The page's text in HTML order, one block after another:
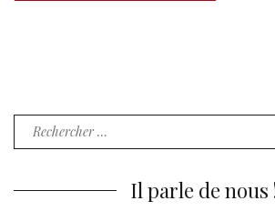
Recherche
Il parle de nous